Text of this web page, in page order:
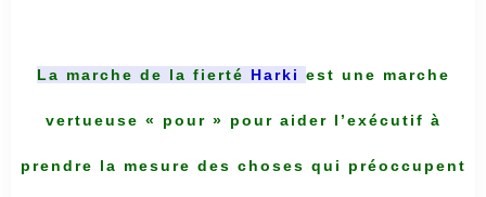
La marche de la fierté Harki est une marche
vertueuse « pour » pour aider l’exécutif à
prendre la mesure des choses qui préoccupent